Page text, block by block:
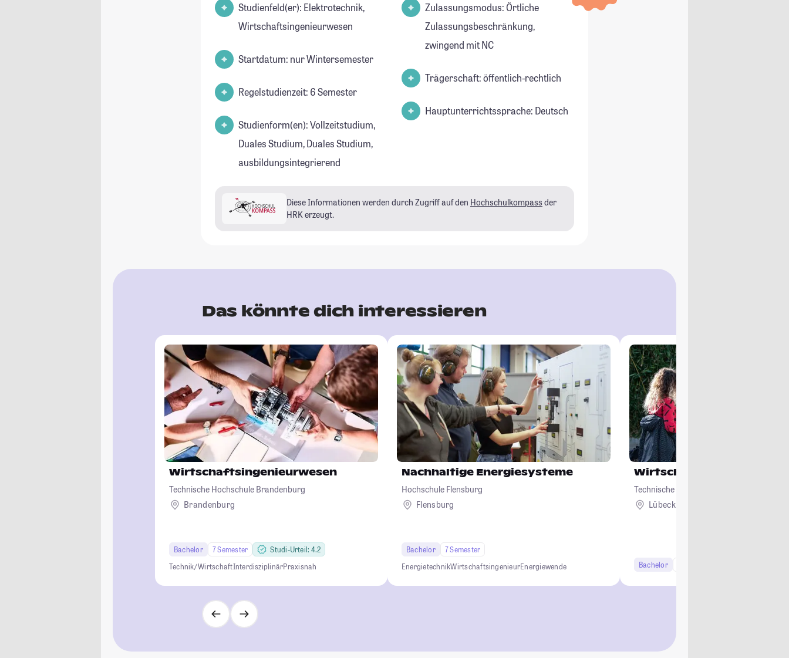
Studienfeld(er): Elektrotechnik,
Wirtschaftsingenieurwesen
Startdatum: nur Wintersemester
Regelstudienzeit: 6 Semester
Studienform(en): Vollzeitstudium,
Duales Studium, Duales Studium,
ausbildungsintegrierend
Zulassungsmodus: Örtliche
Zulassungsbeschränkung,
zwingend mit NC
Trägerschaft: öffentlich-rechtlich
Hauptunterrichtssprache: Deutsch
Diese Informationen werden durch Zugriff auf den Hochschulkompass der
HRK erzeugt.
Das könnte dich interessieren
Wirtschaftsingenieurwesen
Technische Hochschule Brandenburg
Brandenburg
Bachelor 7 Semester
Studi-Urteil: 4.2
Technik/ WirtschaftInterdisziplinärPraxisnah
Nachhaltige Energiesysteme
Hochschule Flensburg
Flensburg
Bachelor
7 Semester
EnergietechnikWirtschaftsingenieurEnergiewende
Technische Hochschule Lübeck
Lübeck
Bachelor